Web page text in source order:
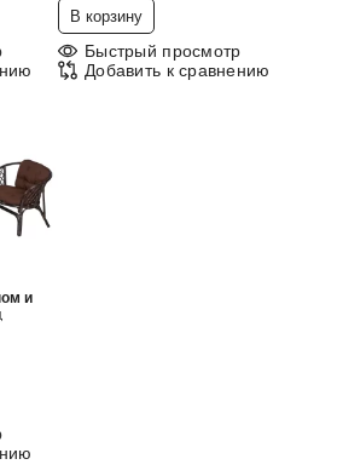
В корзину
Быстрый просмотр
Добавить к сравнению
и